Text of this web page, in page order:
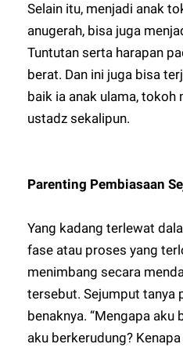
Selain itu, menjadi anak
anugerah, bisa juga
Tuntutan serta harapan
berat. Dan ini juga bisa
baik ia anak ulama, tokoh
ustadz sekalipun.
Parenting Pembiasaan
Yang kadang terlewat
fase atau proses yang
menimbang secara
tersebut. Sejumput tanya
benaknya. “Mengapa aku
aku berkerudung?